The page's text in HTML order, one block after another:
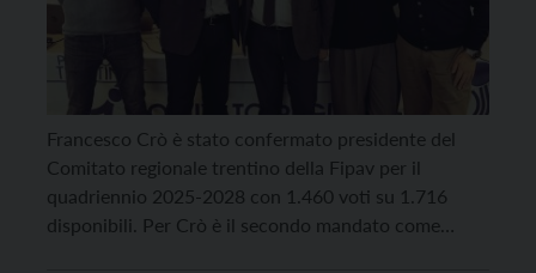
Francesco Crò è stato confermato presidente del
Comitato regionale trentino della Fipav per il
quadriennio 2025-2028 con 1.460 voti su 1.716
disponibili. Per Crò è il secondo mandato come